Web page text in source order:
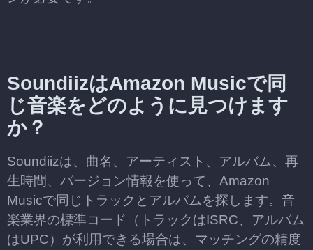
SoundiizはAmazon Musicで同
じ音楽をどのように見つけます
か？
Soundiizは、曲名、アーティスト、アルバム、再
生時間、バージョン情報を使って、Amazon
Musicで同じトラックとアルバムを探します。音
楽業界の標準コード（トラックはISRC、アルバム
はUPC）が利用できる場合は、マッチングの精度